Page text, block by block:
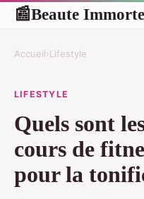
📰Beaute
Accueil›Lifestyle
LIFESTYLE
Quels sont
cours de
pour la